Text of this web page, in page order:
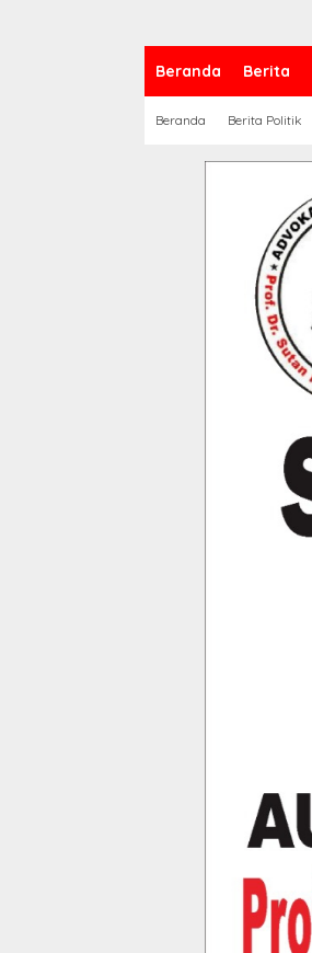
Beranda Berita
Beranda Berita Politik